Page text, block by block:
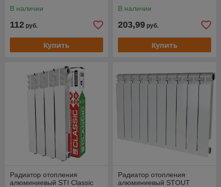
В наличии
112 руб.
Купить
В наличии
203,99 руб.
Купить
Радиатор отопления
алюминиевый STI Classic
Радиатор отопления
алюминиевый STOUT